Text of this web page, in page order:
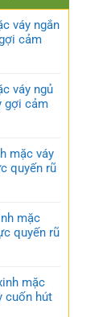
váy ngắn
cảm
váy ngủ
gợi cảm
mặc váy
quyến rũ
mặc
quyến rũ
mặc
cuốn hút